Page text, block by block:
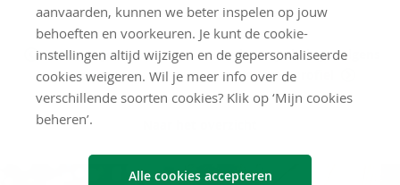
aanvaarden, kunnen we beter inspelen op jouw
behoeften en voorkeuren. Je kunt de cookie-
instellingen altijd wijzigen en de gepersonaliseerde
cookies weigeren. Wil je meer info over de
verschillende soorten cookies? Klik op ‘Mijn cookies
beheren’.
Alle cookies accepteren
Reden 1: Je kiest voor
eenvoud
Reden 3: Je belegt volgens
je eigen profiel